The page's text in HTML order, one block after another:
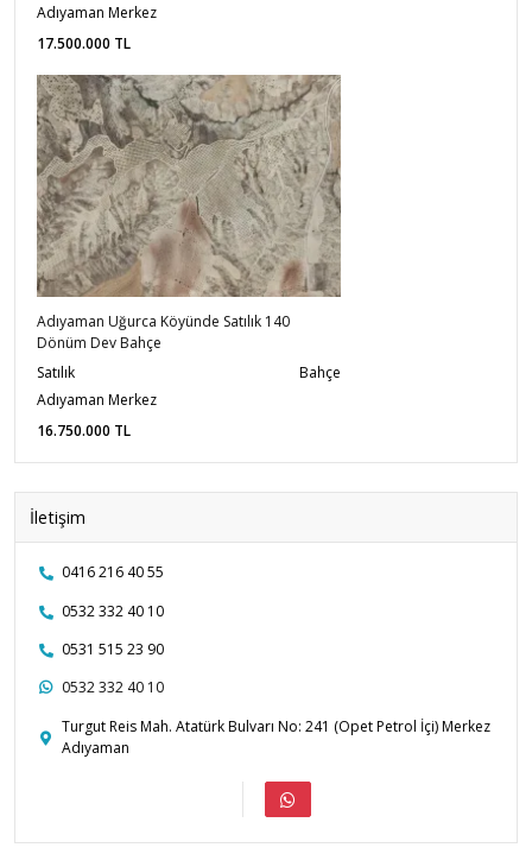
Adıyaman Merkez
17.500.000 TL
Adıyaman Uğurca Köyünde Satılık 140
Dönüm Dev Bahçe
Satılık
Bahçe
Adıyaman Merkez
16.750.000 TL
İletişim
0416 216 40 55
0532 332 40 10
0531 515 23 90
0532 332 40 10
Turgut Reis Mah. Atatürk Bulvarı No: 241 (Opet Petrol İçi) Merkez
Adıyaman